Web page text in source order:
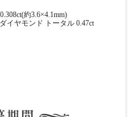
約3.6×4.1mm)
イヤモンド トータル 0.47ct